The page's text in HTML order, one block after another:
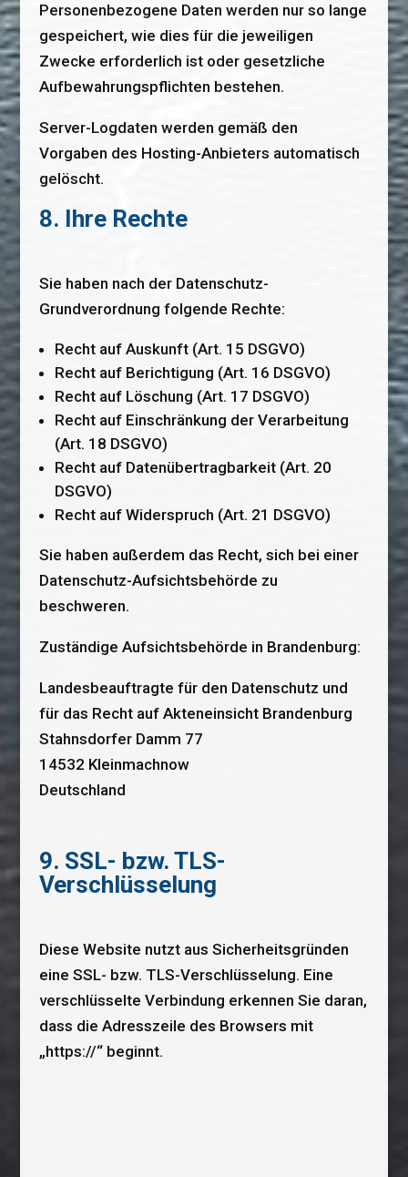
Personenbezogene Daten werden nur so lange
gespeichert, wie dies für die jeweiligen
Zwecke erforderlich ist oder gesetzliche
Aufbewahrungspflichten bestehen.
Server-Logdaten werden gemäß den
Vorgaben des Hosting-Anbieters automatisch
gelöscht.
8. Ihre Rechte
Sie haben nach der Datenschutz-
Grundverordnung folgende Rechte:
Recht auf Auskunft (Art. 15 DSGVO)
Recht auf Berichtigung (Art. 16 DSGVO)
Recht auf Löschung (Art. 17 DSGVO)
Recht auf Einschränkung der Verarbeitung
(Art. 18 DSGVO)
Recht auf Datenübertragbarkeit (Art. 20
DSGVO)
Recht auf Widerspruch (Art. 21 DSGVO)
Sie haben außerdem das Recht, sich bei einer
Datenschutz-Aufsichtsbehörde zu
beschweren.
Zuständige Aufsichtsbehörde in Brandenburg:
Landesbeauftragte für den Datenschutz und
für das Recht auf Akteneinsicht Brandenburg
Stahnsdorfer Damm 77
14532 Kleinmachnow
Deutschland
9. SSL- bzw. TLS-
Verschlüsselung
Diese Website nutzt aus Sicherheitsgründen
eine SSL- bzw. TLS-Verschlüsselung. Eine
verschlüsselte Verbindung erkennen Sie daran,
dass die Adresszeile des Browsers mit
„https://“ beginnt.